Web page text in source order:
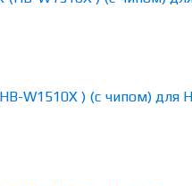
W1510X ) (с чипом) для